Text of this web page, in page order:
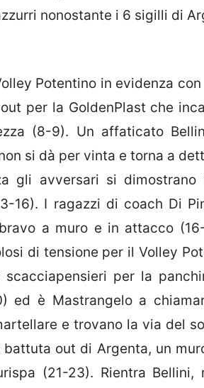
nonostante i 6 sigilli di
Potentino in evidenza
per la GoldenPlast che
(8-9). Un affaticato
si dà per vinta e torna a
gli avversari si dimostrano
16). I ragazzi di coach Di
a muro e in attacco
di tensione per il Volley
per la
ed è Mastrangelo a
e trovano la via del
out di Argenta, un
(21-23). Rientra